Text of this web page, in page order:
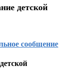
детской
сообщение